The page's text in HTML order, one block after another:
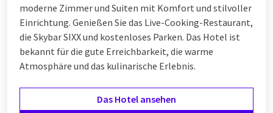
moderne Zimmer und Suiten mit Komfort und stilvoller
Einrichtung. Genießen Sie das Live-Cooking-Restaurant,
die Skybar SIXX und kostenloses Parken. Das Hotel ist
bekannt für die gute Erreichbarkeit, die warme
Atmosphäre und das kulinarische Erlebnis.
Das Hotel ansehen